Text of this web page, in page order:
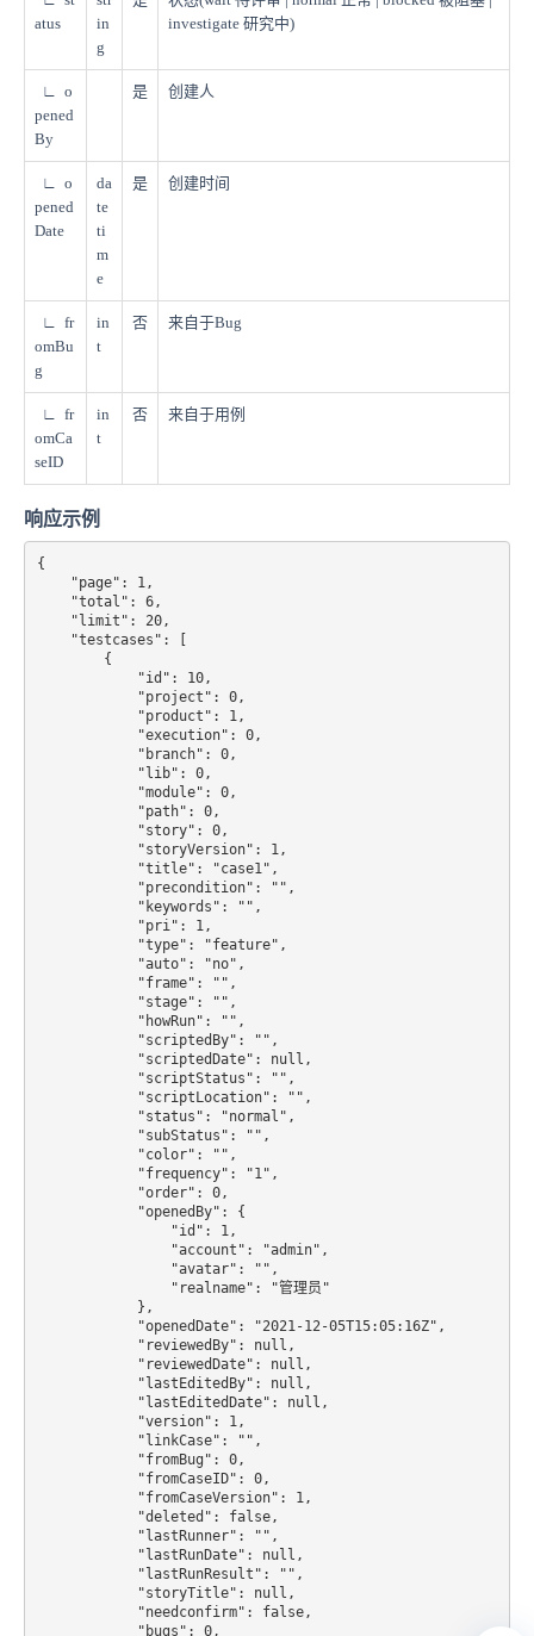
atus
in
g
investigate 研究中)
∟ o
pened
By
是 创建人
∟ o
pened
Date
da
te
ti
m
e
是 创建时间
∟ fr
omBu
g
in
t
否 来自于Bug
∟ fr
omCa
seID
in
t
否 来自于用例
响应示例
{